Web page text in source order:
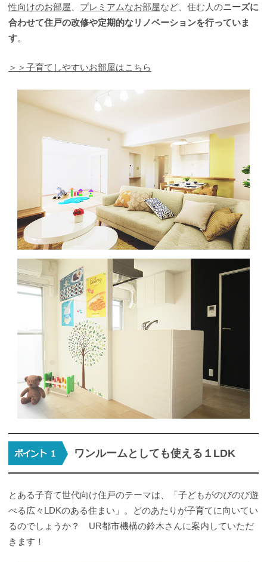
性向けのお部屋
プレミアムなお部屋など、住む人のニーズに
合わせて住戸の改修や定期的なリノベーションを行っていま
す。
＞＞子育てしやすいお部屋はこちら
ワンルームとしても使える１LDK
とある子育て世代向け住戸のテーマは、「子どもがのびのび遊
べる広々LDKのある住まい」。どのあたりが子育てに向いてい
るのでしょうか？ UR都市機構の鈴木さんに案内していただ
きます！